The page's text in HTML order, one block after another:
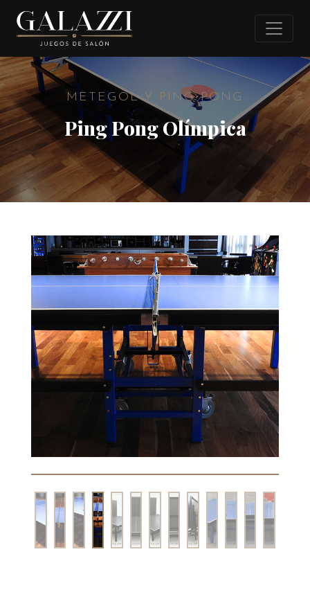
METEGOL Y PING PONG
Ping Pong Olímpica